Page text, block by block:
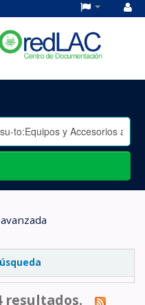
resultados.